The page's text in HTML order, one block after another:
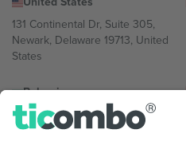
131 Continental Dr, Suite 305,
Newark, Delaware 19713, United
States
Bulgaria
Regus Sofia City West, bul
Totleben 53-55, 1606 Sofia,